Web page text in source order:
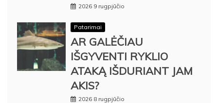
2026 9 rugpjūčio
Patarimai
AR GALĖČIAU
IŠGYVENTI RYKLIO
ATAKĄ IŠDURIANT JAM
AKIS?
2026 8 rugpjūčio